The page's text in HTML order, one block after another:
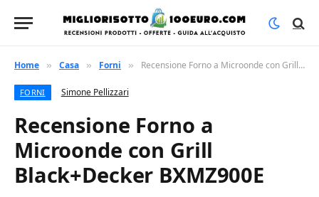
Home » Casa » Forni » Recensione Forno a Microonde con Grill Black+Decker BXMZ900E
FORNI Simone Pellizzari
Recensione Forno a
Microonde con Grill
Black+Decker BXMZ900E